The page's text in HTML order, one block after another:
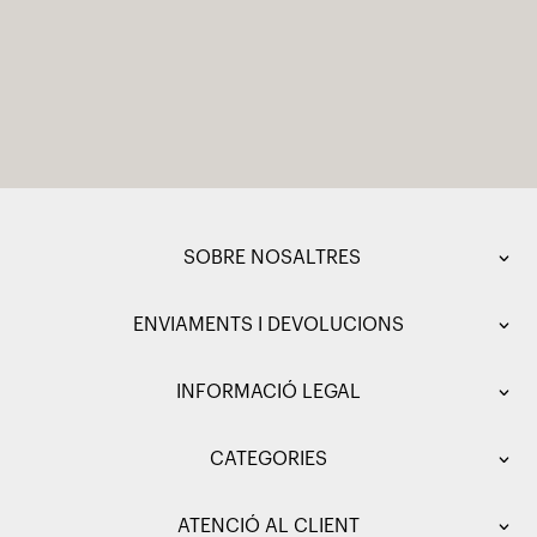
SOBRE NOSALTRES
ENVIAMENTS I DEVOLUCIONS
INFORMACIÓ LEGAL
CATEGORIES
ATENCIÓ AL CLIENT